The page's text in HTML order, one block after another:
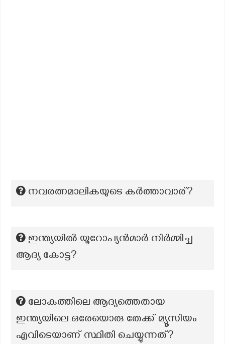
നവരത്നമാലികയുടെ കർത്താവാര്?
ഇന്ത്യയിൽ യൂറോപ്യൻമാർ നിർമ്മിച്ച
ആദ്യ കോട്ട?
ലോകത്തിലെ ആദ്യത്തെതായ
ഇന്ത്യയിലെ ഒരേയൊരു തേക്ക് മ്യൂസിയം
എവിടെയാണ് സ്ഥിതി ചെയ്യുന്നത്?